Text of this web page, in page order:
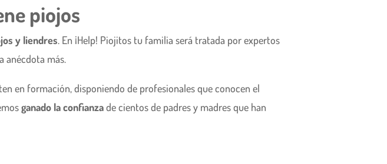
piojos
y liendres. En ¡Help! Piojitos tu familia será tratada por expertos
anécdota más.
en formación, disponiendo de profesionales que conocen el
ganado la confianzade cientos de padres y madres que han